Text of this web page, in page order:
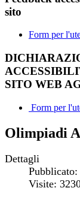
sito
Form per
SITO WEB
Form per
Olimpiadi
Dettagli
Visite: